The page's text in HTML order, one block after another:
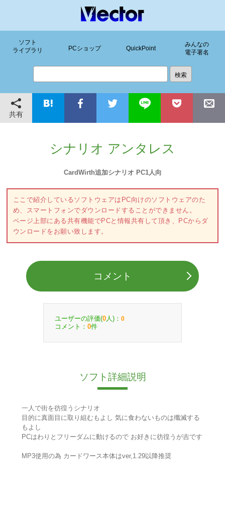
ソフト
ライブラリ
PCショップ QuickPoint
みんなの
電子署名
共有
シナリオ アンタレス
CardWirth追加シナリオ PC1人向
ここで紹介しているソフトウェアはPC向けのソフトウェアのた
め、スマートフォンでダウンロードすることができません。
ページ上部にある共有機能でPCと情報共有して頂き、PCからダ
ウンロードをお願い致します。
コメント
ユーザーの評価(0 人)： 0
コメント： 0件
ソフト詳細説明
一人で街を彷徨うシナリオ
目的に真面目に取り組むもよし 気に食わないものは殲滅する
もよし
PCはわりとフリーダムに動けるので お好きに彷徨うが吉です
MP3使用の為 カードワース本体はver,1.29以降推奨